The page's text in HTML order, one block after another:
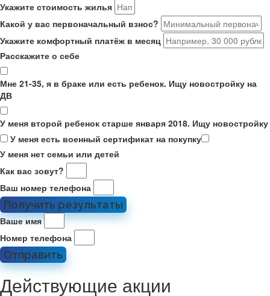
Укажите стоимость жилья
Какой у вас первоначальный взнос?
Укажите комфортный платёж в месяц
Расскажите о себе
Мне 21-35, я в браке или есть ребенок. Ищу новостройку на
ДВ
У меня второй ребенок старше января 2018. Ищу новостройку
У меня есть военный сертификат на покупку
У меня нет семьи или детей
Как вас зовут?
Ваш номер телефона
Получить результаты
Ваше имя
Номер телефона
Отправить
Действующие акции